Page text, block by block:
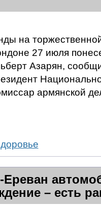
на
27 июля
Азарян,
армянской
Ереван
– есть